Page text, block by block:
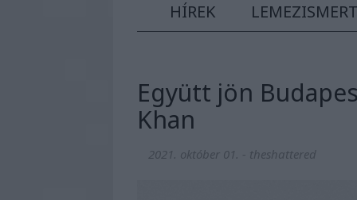
HÍREK
Együtt jön
Khan
2021. október 01. - theshattered